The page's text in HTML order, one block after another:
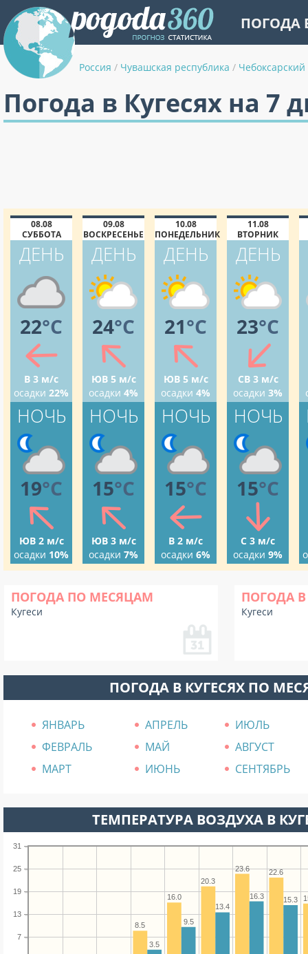
ПОГОДА
Россия / Чувашская республика /
Погода в Кугесях на 7
08.08
СУББОТА
ДЕНЬ
22°C
В 3 м/с
осадки 22%
НОЧЬ
19°C
ЮВ 2 м/с
осадки 10%
09.08
ВОСКРЕСЕНЬЕ
ДЕНЬ
24°C
ЮВ 5 м/с
осадки 4%
НОЧЬ
15°C
ЮВ 3 м/с
осадки 7%
10.08
ПОНЕДЕЛЬНИК
ДЕНЬ
21°C
ЮВ 5 м/с
осадки 4%
НОЧЬ
15°C
В 2 м/с
осадки 6%
11.08
ВТОРНИК
ДЕНЬ
23°C
СВ 3 м/с
осадки 3%
НОЧЬ
15°C
С 3 м/с
осадки 9%
ПОГОДА ПО МЕСЯЦАМ
Кугеси
ПОГОДА В
Кугеси
ПОГОДА В КУГЕСЯХ ПО
ЯНВАРЬ АПРЕЛЬ
ИЮЛЬ
ФЕВРАЛЬ
МАЙ
АВГУСТ
МАРТ
ИЮНЬ СЕНТЯБРЬ
ТЕМПЕРАТУРА ВОЗДУХА В
7
13
19
25
31
22.6
23.6
20.3
16.0
8.5
15.3
16.3
13.4
9.5
3.5